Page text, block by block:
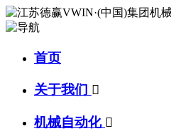
首页
关于我们 
机械自动化 